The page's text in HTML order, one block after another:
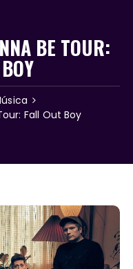
BE TOUR:
Fall Out Boy